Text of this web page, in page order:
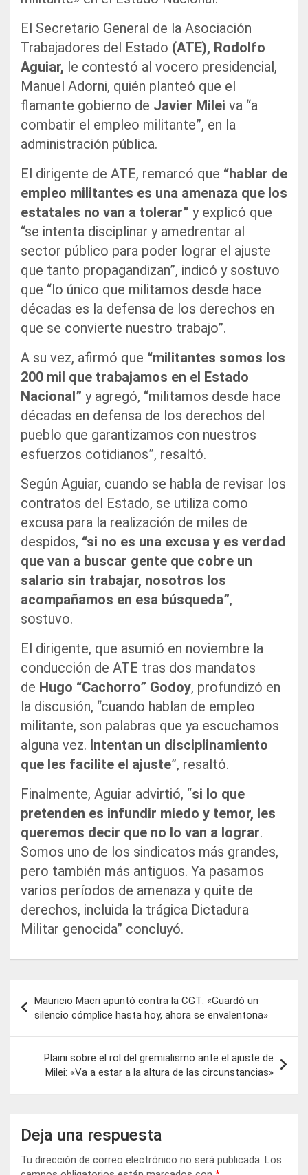
El Secretario General de la Asociación
Trabajadores del Estado (ATE), Rodolfo
Aguiar, le contestó al vocero presidencial,
Manuel Adorni, quién planteó que el
flamante gobierno de Javier Milei va “a
combatir el empleo militante”, en la
administración pública.
El dirigente de ATE, remarcó que “hablar de
empleo militantes es una amenaza que los
estatales no van a tolerar” y explicó que
“se intenta disciplinar y amedrentar al
sector público para poder lograr el ajuste
que tanto propagandizan”, indicó y sostuvo
que “lo único que militamos desde hace
décadas es la defensa de los derechos en
que se convierte nuestro trabajo”.
A su vez, afirmó que “militantes somos los
200 mil que trabajamos en el Estado
Nacional” y agregó, “militamos desde hace
décadas en defensa de los derechos del
pueblo que garantizamos con nuestros
esfuerzos cotidianos”, resaltó.
Según Aguiar, cuando se habla de revisar los
contratos del Estado, se utiliza como
excusa para la realización de miles de
despidos, “si no es una excusa y es verdad
que van a buscar gente que cobre un
salario sin trabajar, nosotros los
acompañamos en esa búsqueda”,
sostuvo.
El dirigente, que asumió en noviembre la
conducción de ATE tras dos mandatos
de Hugo “Cachorro” Godoy, profundizó en
la discusión, “cuando hablan de empleo
militante, son palabras que ya escuchamos
alguna vez. Intentan un disciplinamiento
que les facilite el ajuste”, resaltó.
Finalmente, Aguiar advirtió, “si lo que
pretenden es infundir miedo y temor, les
queremos decir que no lo van a lograr.
Somos uno de los sindicatos más grandes,
pero también más antiguos. Ya pasamos
varios períodos de amenaza y quite de
derechos, incluida la trágica Dictadura
Militar genocida” concluyó.
de
entradas
Mauricio Macri apuntó contra la CGT: «Guardó un
silencio cómplice hasta hoy, ahora se envalentona»
Plaini sobre el rol del gremialismo ante el ajuste de
Milei: «Va a estar a la altura de las circunstancias»
Deja una respuesta
Tu dirección de correo electrónico no será publicada. Los